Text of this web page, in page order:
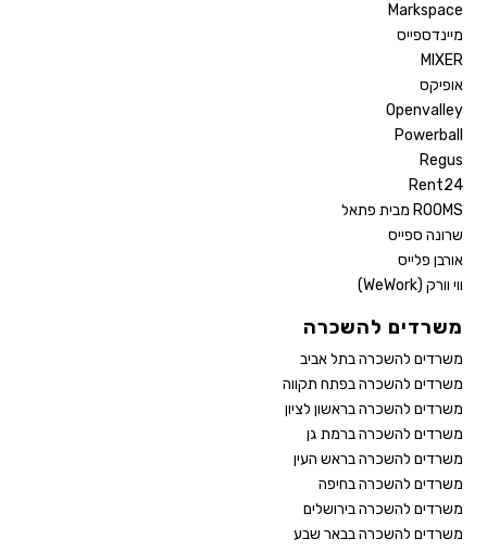
Markspace
מיינדספייס
MIXER
אופיקס
Openvalley
Powerball
Regus
Rent24
ROOMS מבית פתאל
שרונה ספייס
אורבן פלייס
ווי וורק (WeWork)
משרדים להשכרה
משרדים להשכרה בתל אביב
משרדים להשכרה בפתח תקווה
משרדים להשכרה בראשון לציון
משרדים להשכרה ברמת גן
משרדים להשכרה בראש העין
משרדים להשכרה בחיפה
משרדים להשכרה בירושלים
משרדים להשכרה בבאר שבע